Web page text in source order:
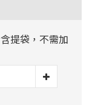
提袋，不需加